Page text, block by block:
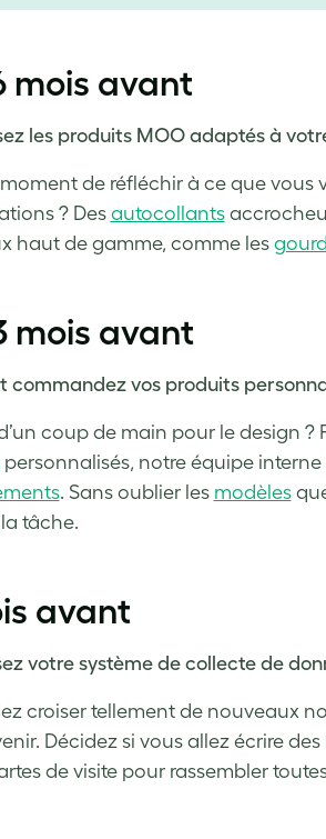
mois avant
les produits MOO adaptés à
moment de réfléchir à ce que
? Des autocollants
haut de gamme, comme les
mois avant
commandez vos produits
coup de main pour le design
personnalisés, notre équipe interne
. Sans oublier les modèles
tâche.
avant
votre système de collecte de
croiser tellement de nouveaux
Décidez si vous allez écrire
de visite pour rassembler